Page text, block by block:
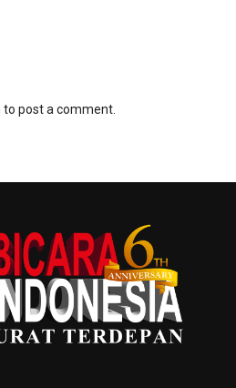
to post a comment.